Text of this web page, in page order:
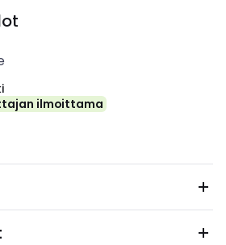
ilmoittama